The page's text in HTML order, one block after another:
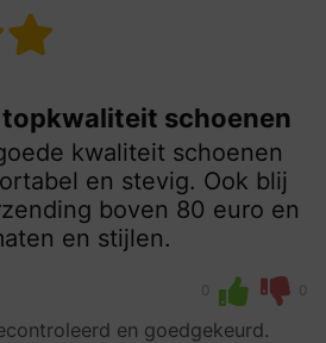
topkwaliteit schoenen
kwaliteit schoenen
en stevig. Ook blij
boven 80 euro en
en stijlen.
0 0
en goedgekeurd.